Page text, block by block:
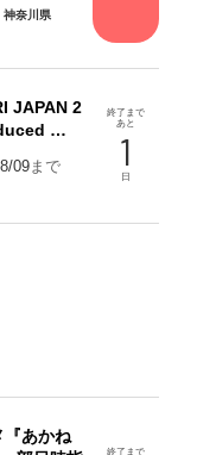
神奈川県
JAPAN 2
…
09まで
終了まで
あと
1
日
『あかね
終了まで